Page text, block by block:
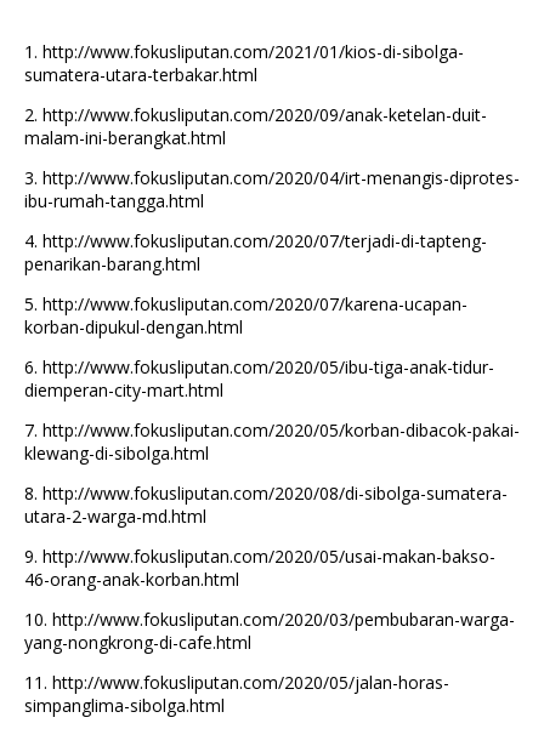
1. http://www.fokusliputan.com/2021/01/kios-di-sibolga-
sumatera-utara-terbakar.html
2. http://www.fokusliputan.com/2020/09/anak-ketelan-duit-
malam-ini-berangkat.html
3. http://www.fokusliputan.com/2020/04/irt-menangis-diprotes-
ibu-rumah-tangga.html
4. http://www.fokusliputan.com/2020/07/terjadi-di-tapteng-
penarikan-barang.html
5. http://www.fokusliputan.com/2020/07/karena-ucapan-
korban-dipukul-dengan.html
6. http://www.fokusliputan.com/2020/05/ibu-tiga-anak-tidur-
diemperan-city-mart.html
7. http://www.fokusliputan.com/2020/05/korban-dibacok-pakai-
klewang-di-sibolga.html
8. http://www.fokusliputan.com/2020/08/di-sibolga-sumatera-
utara-2-warga-md.html
9. http://www.fokusliputan.com/2020/05/usai-makan-bakso-
46-orang-anak-korban.html
10. http://www.fokusliputan.com/2020/03/pembubaran-warga-
yang-nongkrong-di-cafe.html
11. http://www.fokusliputan.com/2020/05/jalan-horas-
simpanglima-sibolga.html